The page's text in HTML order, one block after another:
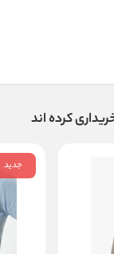
کرده اند
جدید